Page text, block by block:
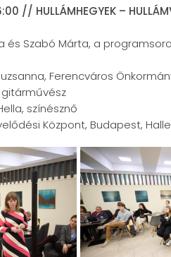
// HULLÁMHEGYEK –
és Szabó Márta, a
Ferencváros
gitárművész
színésznő
Központ, Budapest,